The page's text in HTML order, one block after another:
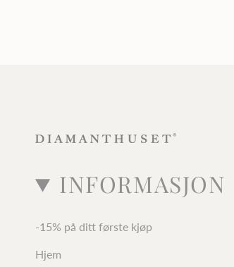
INFORMASJON
-15% på ditt første kjøp
Hjem